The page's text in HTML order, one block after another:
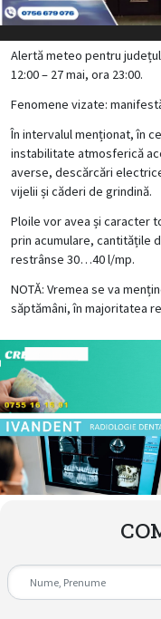
Alertă meteo pentru
12:00 – 27 mai, ora 23:00.
Fenomene vizate:
În intervalul menționat, în
instabilitate atmosferică
averse, descărcări
vijelii și căderi de grindină.
Ploile vor avea și caracter
prin acumulare, cantitățile
restrânse 30…40 l/mp.
NOTĂ: Vremea se va
săptămâni, în majoritatea